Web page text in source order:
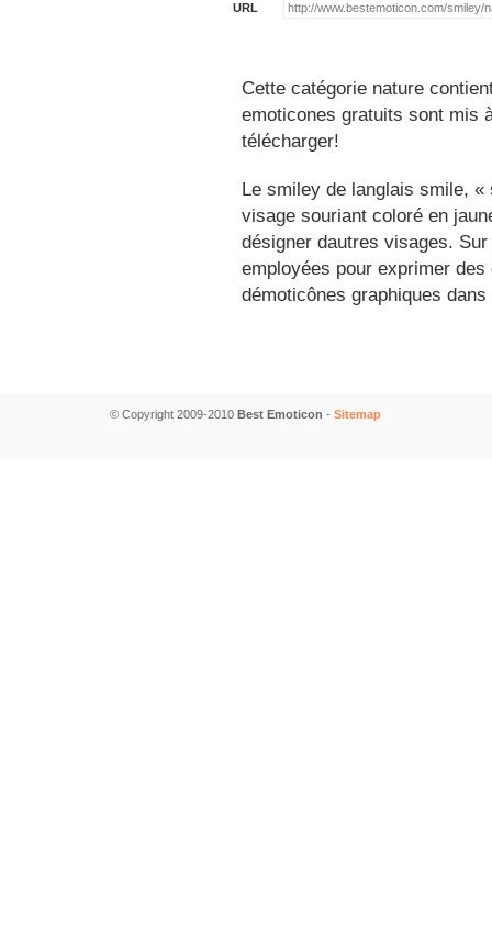
URL
Cette catégorie nature
emoticones gratuits sont mis
télécharger!
Le smiley de langlais smile,
visage souriant coloré en
désigner dautres visages.
employées pour exprimer
démoticônes graphiques
© Copyright 2009-2010 Best Emoticon - Sitemap